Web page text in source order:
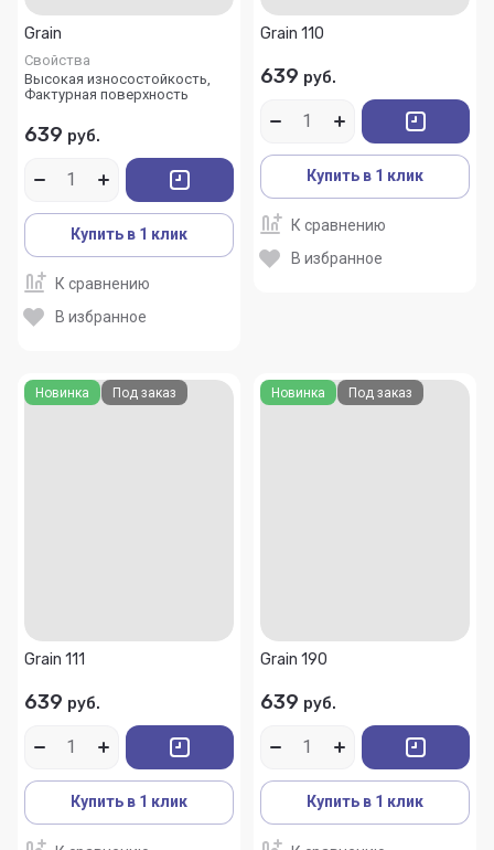
Grain
Свойства
Высокая износостойкость,
Фактурная поверхность
639 руб.
Купить в 1 клик
К сравнению
В избранное
Grain 110
639 руб.
Купить в 1 клик
К сравнению
В избранное
Новинка Под заказ
Grain 111
639 руб.
Купить в 1 клик
Новинка Под заказ
Grain 190
639 руб.
Купить в 1 клик